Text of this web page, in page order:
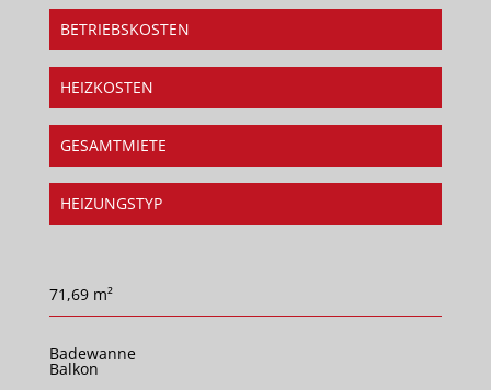
BETRIEBSKOSTEN
HEIZKOSTEN
GESAMTMIETE
HEIZUNGSTYP
71,69 m²
Badewanne
Balkon